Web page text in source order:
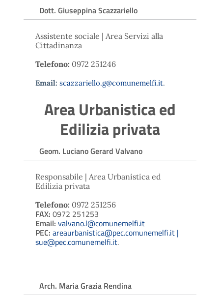
Dott. Giuseppina Scazzariello
Assistente sociale | Area Servizi alla
Cittadinanza
Telefono: 0972 251246
Email: scazzariello.g@comunemelfi.it.
Area Urbanistica ed
Edilizia privata
Geom. Luciano Gerard Valvano
Responsabile | Area Urbanistica ed
Edilizia privata
Telefono: 0972 251256
FAX: 0972 251253
Email: valvano.l@comunemelfi.it
PEC: areaurbanistica@pec.comunemelfi.it |
sue@pec.comunemelfi.it.
Arch. Maria Grazia Rendina